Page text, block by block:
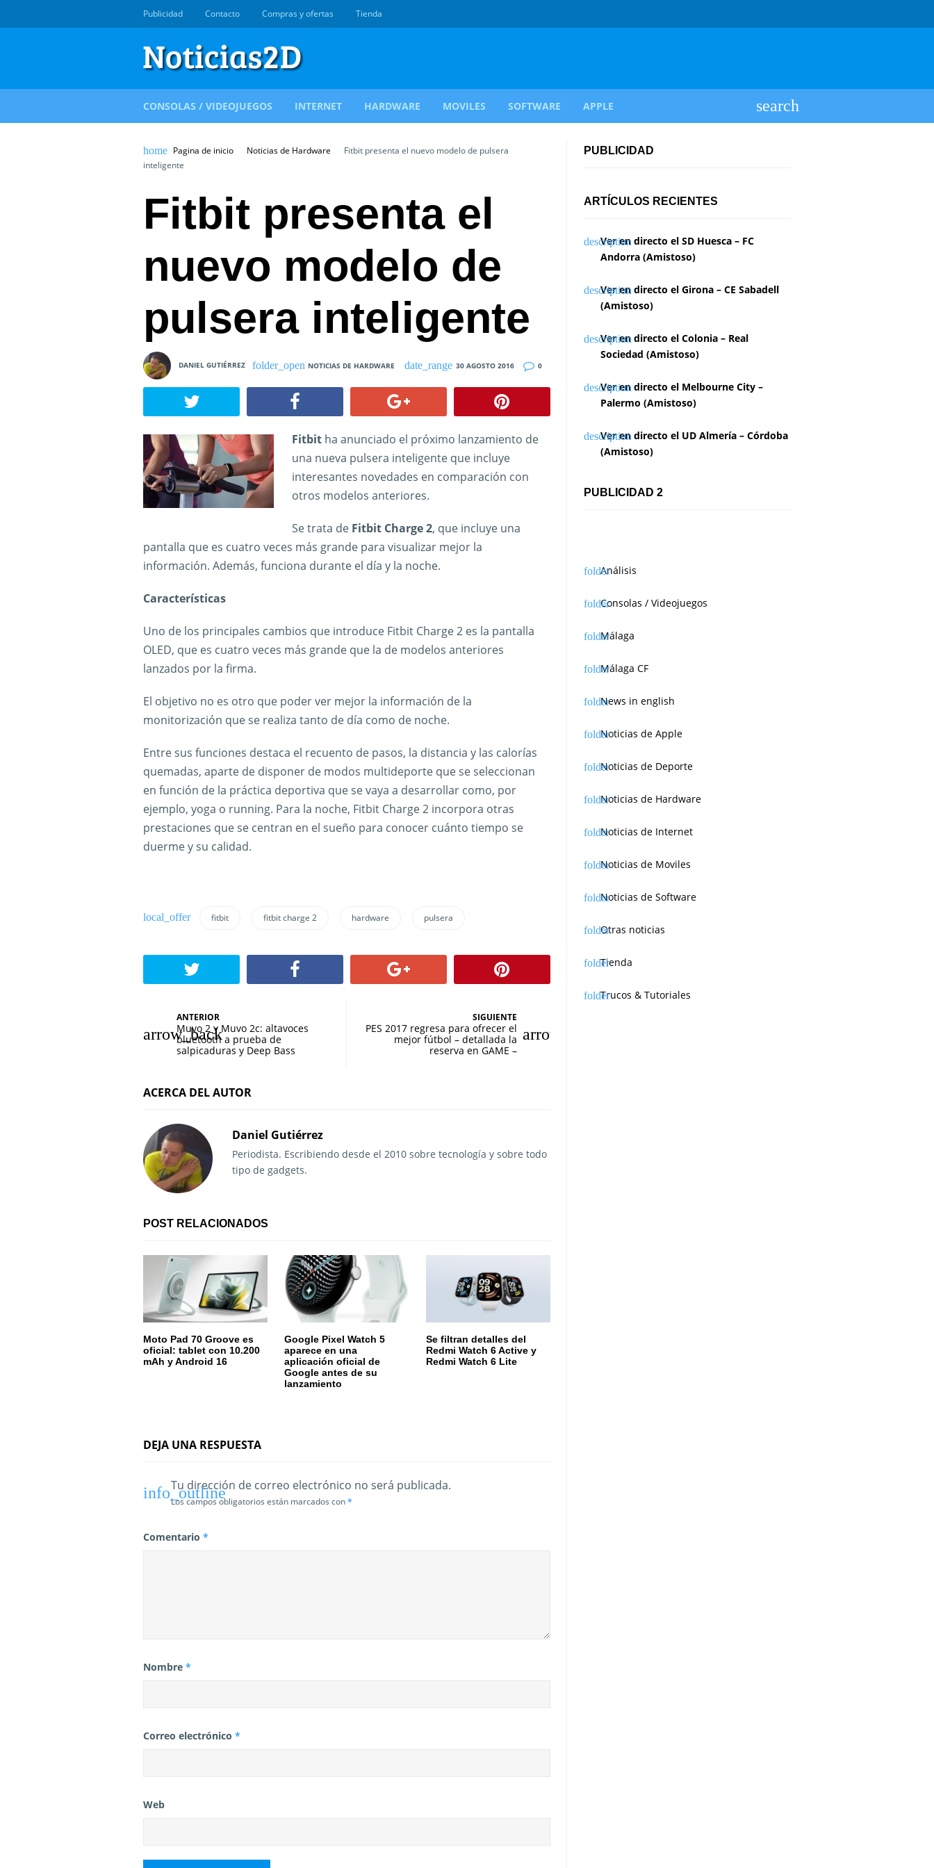
Publicidad Contacto Compras y ofertas Tienda
CONSOLAS / VIDEOJUEGOS INTERNET HARDWARE MOVILES SOFTWARE APPLE
Pagina de inicio Noticias de Hardware
Fitbit presenta el nuevo modelo de pulsera
inteligente
Fitbit presenta el
nuevo modelo de
pulsera inteligente
DANIEL GUTIÉRREZ NOTICIAS DE HARDWARE 30 AGOSTO 2016 0
Fitbitha anunciado el próximo lanzamiento de
una nueva pulsera inteligente que incluye
interesantes novedades en comparación con
otros modelos anteriores.
Se trata de Fitbit Charge 2, que incluye una
pantalla que es cuatro veces más grande para visualizar mejor la
información. Además, funciona durante el día y la noche.
Características
Uno de los principales cambios que introduce Fitbit Charge 2 es la pantalla
OLED, que es cuatro veces más grande que la de modelos anteriores
lanzados por la firma.
El objetivo no es otro que poder ver mejor la información de la
monitorización que se realiza tanto de día como de noche.
Entre sus funciones destaca el recuento de pasos, la distancia y las calorías
quemadas, aparte de disponer de modos multideporte que se seleccionan
en función de la práctica deportiva que se vaya a desarrollar como, por
ejemplo, yoga o running. Para la noche, Fitbit Charge 2 incorpora otras
prestaciones que se centran en el sueño para conocer cuánto tiempo se
duerme y su calidad.
fitbit fitbit charge 2 hardware pulsera
a
e
a
c
ó
n
e
n
a
a
ANTERIOR
Muvo 2 y Muvo 2c: altavoces
bluetooth a prueba de
salpicaduras y Deep Bass
SIGUIENTE
PES 2017 regresa para ofrecer el
mejor fútbol – detallada la
reserva en GAME –
ACERCA DEL AUTOR
Daniel Gutiérrez
Periodista. Escribiendo desde el 2010 sobre tecnología y sobre todo
tipo de gadgets.
POST RELACIONADOS
Moto Pad 70 Groove es
oficial: tablet con 10.200
mAh y Android 16
Google Pixel Watch 5
aparece en una
aplicación oficial de
Google antes de su
lanzamiento
Se filtran detalles del
Redmi Watch 6 Active y
Redmi Watch 6 Lite
DEJA UNA RESPUESTA
Tu dirección de correo electrónico no será publicada.
Los campos obligatorios están marcados con*
Comentario *
Nombre *
Correo electrónico *
Web
PUBLICIDAD
ARTÍCULOS RECIENTES
Ver en directo el SD Huesca – FC
Andorra (Amistoso)
Ver en directo el Girona – CE Sabadell
(Amistoso)
Ver en directo el Colonia – Real
Sociedad (Amistoso)
Ver en directo el Melbourne City –
Palermo (Amistoso)
Ver en directo el UD Almería – Córdoba
(Amistoso)
PUBLICIDAD 2
Análisis
Consolas / Videojuegos
Málaga
Málaga CF
News in english
Noticias de Apple
Noticias de Deporte
Noticias de Hardware
Noticias de Internet
Noticias de Moviles
Noticias de Software
Otras noticias
Tienda
Trucos & Tutoriales